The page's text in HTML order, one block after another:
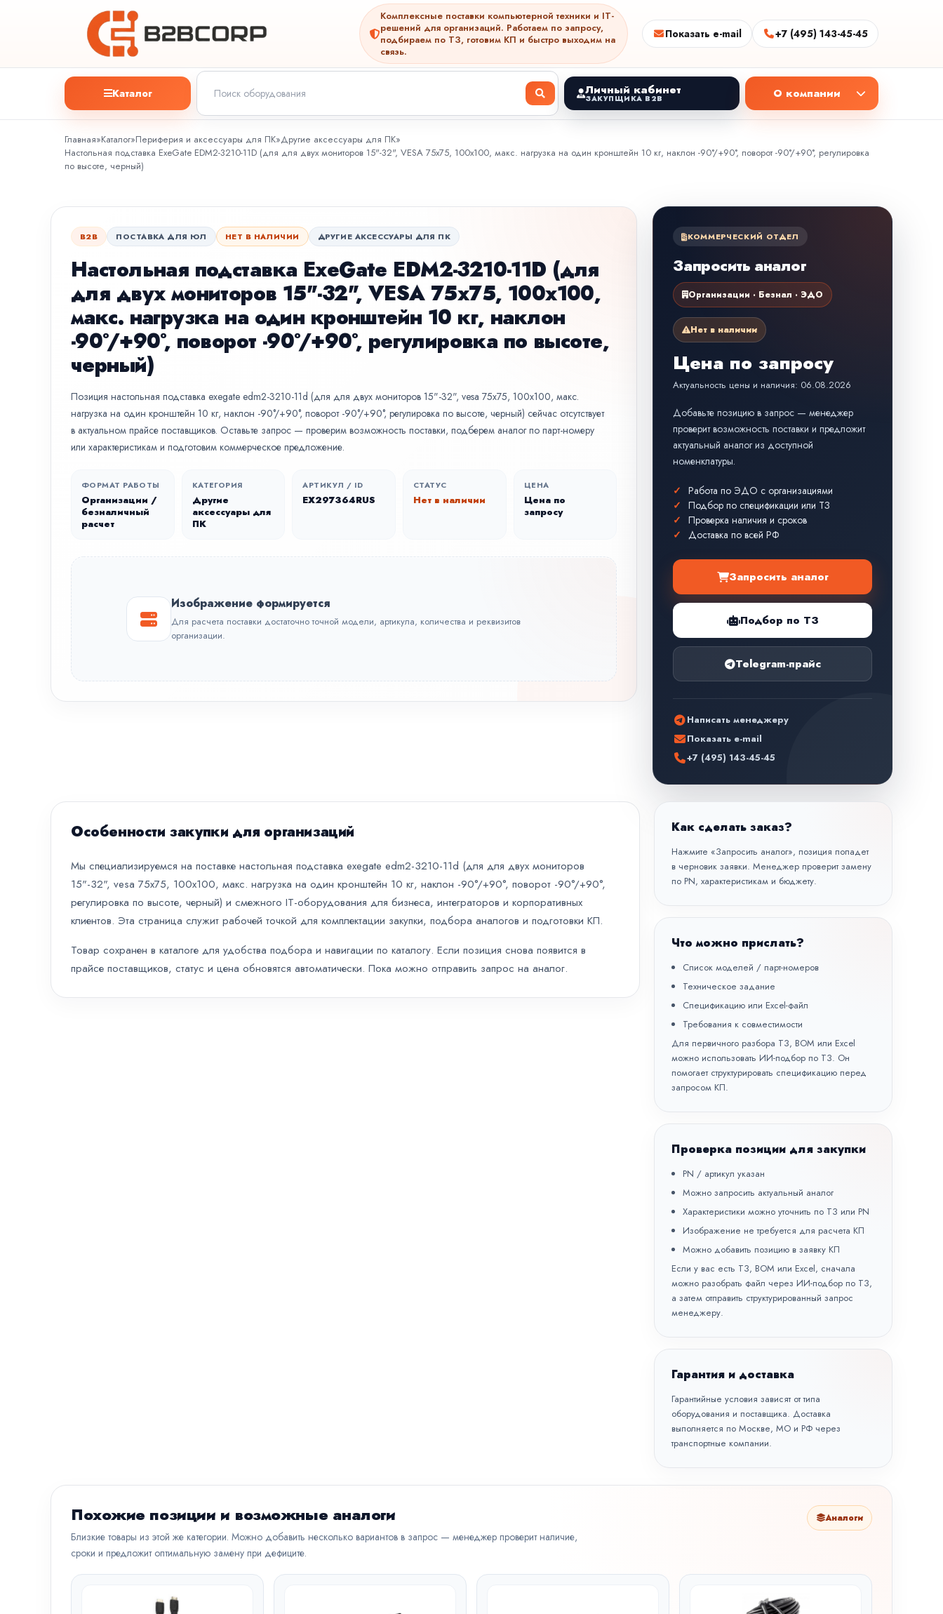
Комплексные поставки компьютерной техники и IT-
решений для организаций. Работаем по запросу,
подбираем по ТЗ, готовим КП и быстро выходим на
связь.
Показать e-mail +7 (495) 143-45-45
Каталог Личный кабинет
ЗАКУПЩИКА B2B О компании
Главная»Каталог»Периферия и аксессуары для ПК»Другие аксессуары для ПК»
Настольная подставка ExeGate EDM2-3210-11D (для для двух мониторов 15"-32", VESA 75x75, 100x100, макс. нагрузка на один кронштейн 10 кг, наклон -90°/+90°, поворот -90°/+90°, регулировка
по высоте, черный)
B2B ПОСТАВКА ДЛЯ ЮЛ НЕТ В НАЛИЧИИ ДРУГИЕ АКСЕССУАРЫ ДЛЯ ПК
Настольная подставка ExeGate EDM2-3210-11D (для
для двух мониторов 15"-32", VESA 75x75, 100x100,
макс. нагрузка на один кронштейн 10 кг, наклон
-90°/+90°, поворот -90°/+90°, регулировка по высоте,
черный)
Позиция настольная подставка exegate edm2-3210-11d (для для двух мониторов 15"-32", vesa 75x75, 100x100, макс.
нагрузка на один кронштейн 10 кг, наклон -90°/+90°, поворот -90°/+90°, регулировка по высоте, черный) сейчас отсутствует
в актуальном прайсе поставщиков. Оставьте запрос — проверим возможность поставки, подберем аналог по парт-номеру
или характеристикам и подготовим коммерческое предложение.
ФОРМАТ РАБОТЫ
Организации /
безналичный
расчет
КАТЕГОРИЯ
Другие
аксессуары для
ПК
АРТИКУЛ / ID
EX297364RUS
СТАТУС
Нет в наличии
ЦЕНА
Цена по
запросу
Изображение формируется
Для расчета поставки достаточно точной модели, артикула, количества и реквизитов
организации.
КОММЕРЧЕСКИЙ ОТДЕЛ
Запросить аналог
Организации · Безнал · ЭДО
Нет в наличии
Цена по запросу
Актуальность цены и наличия: 06.08.2026
Добавьте позицию в запрос — менеджер
проверит возможность поставки и предложит
актуальный аналог из доступной
номенклатуры.
Работа по ЭДО с организациями
Подбор по спецификации или ТЗ
Проверка наличия и сроков
Доставка по всей РФ
Запросить аналог
Подбор по ТЗ
Telegram-прайс
Написать менеджеру
Показать e-mail
+7 (495) 143-45-45
Особенности закупки для организаций
Мы специализируемся на поставке настольная подставка exegate edm2-3210-11d (для для двух мониторов
15"-32", vesa 75x75, 100x100, макс. нагрузка на один кронштейн 10 кг, наклон -90°/+90°, поворот -90°/+90°,
регулировка по высоте, черный) и смежного IT-оборудования для бизнеса, интеграторов и корпоративных
клиентов. Эта страница служит рабочей точкой для комплектации закупки, подбора аналогов и подготовки КП.
Товар сохранен в каталоге для удобства подбора и навигации по каталогу. Если позиция снова появится в
прайсе поставщиков, статус и цена обновятся автоматически. Пока можно отправить запрос на аналог.
Как сделать заказ?
Нажмите «Запросить аналог», позиция попадет
в черновик заявки. Менеджер проверит замену
по PN, характеристикам и бюджету.
Что можно прислать?
Список моделей / парт-номеров
Техническое задание
Спецификацию или Excel-файл
Требования к совместимости
Для первичного разбора ТЗ, BOM или Excel
можно использовать ИИ-подбор по ТЗ. Он
помогает структурировать спецификацию перед
запросом КП.
Проверка позиции для закупки
PN / артикул указан
Можно запросить актуальный аналог
Характеристики можно уточнить по ТЗ или PN
Изображение не требуется для расчета КП
Можно добавить позицию в заявку КП
Если у вас есть ТЗ, BOM или Excel, сначала
можно разобрать файл через ИИ-подбор по ТЗ,
а затем отправить структурированный запрос
менеджеру.
Гарантия и доставка
Гарантийные условия зависят от типа
оборудования и поставщика. Доставка
выполняется по Москве, МО и РФ через
транспортные компании.
Похожие позиции и возможные аналоги
Близкие товары из этой же категории. Можно добавить несколько вариантов в запрос — менеджер проверит наличие,
сроки и предложит оптимальную замену при дефиците.
Аналоги